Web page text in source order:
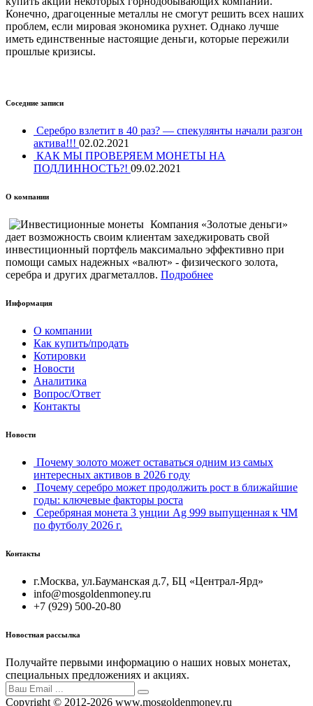
Конечно, драгоценные металлы не смогут решить всех наших
проблем, если мировая экономика рухнет. Однако лучше
иметь единственные настоящие деньги, которые пережили
прошлые кризисы.
Соседние записи
Серебро взлетит в 40 раз? — спекулянты начали разгон
актива!!! 02.02.2021
КАК МЫ ПРОВЕРЯЕМ МОНЕТЫ НА
ПОДЛИННОСТЬ?! 09.02.2021
О компании
Компания «Золотые деньги»
дает возможность своим клиентам захеджировать свой
инвестиционный портфель максимально эффективно при
помощи самых надежных «валют» - физического золота,
серебра и других драгметаллов. Подробнее
Информация
О компании
Как купить/продать
Котировки
Новости
Аналитика
Вопрос/Ответ
Контакты
Новости
Почему золото может оставаться одним из самых
интересных активов в 2026 году
Почему серебро может продолжить рост в ближайшие
годы: ключевые факторы роста
Серебряная монета 3 унции Ag 999 выпущенная к ЧМ
по футболу 2026 г.
Контакты
г.Москва, ул.Бауманская д.7, БЦ «Централ-Ярд»
info@mosgoldenmoney.ru
+7 (929) 500-20-80
Новостная рассылка
Получайте первыми информацию о наших новых монетах,
специальных предложениях и акциях.
Copyright © 2012-2026 www.mosgoldenmoney.ru